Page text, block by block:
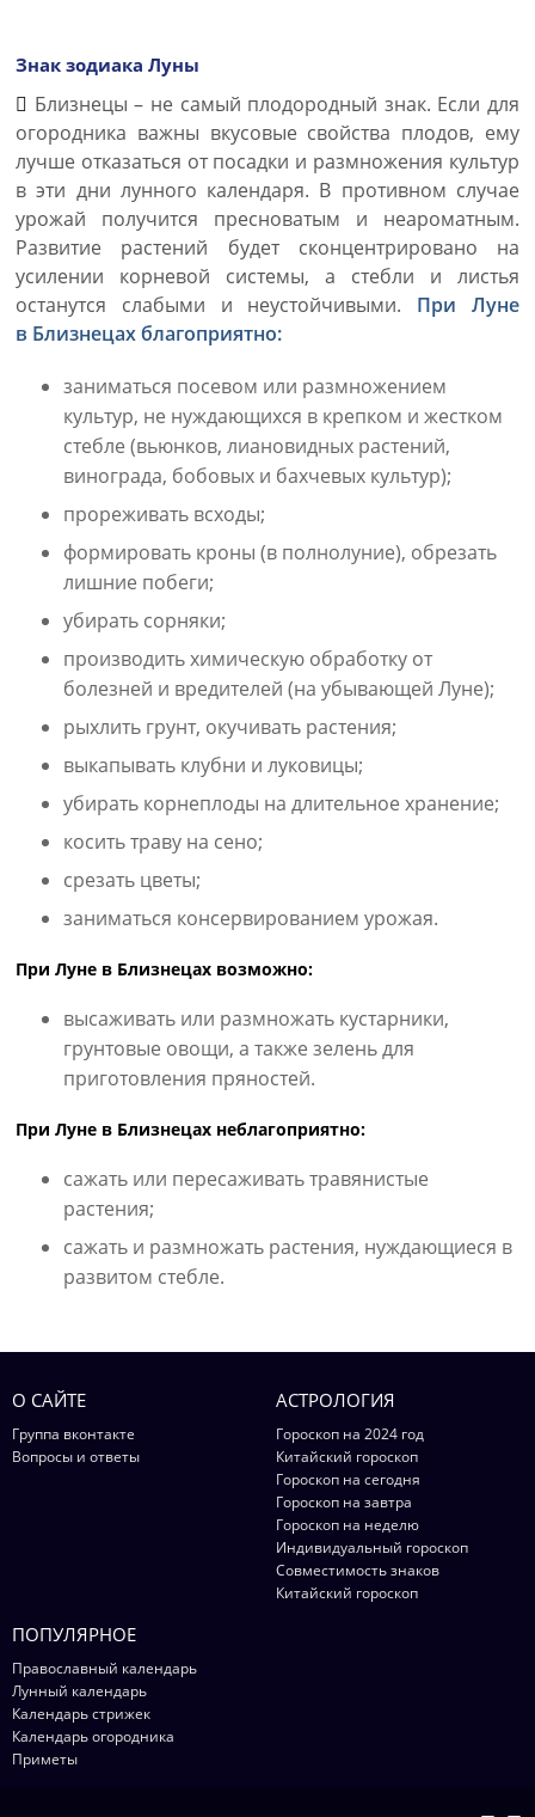
Знак зодиака Луны
Близнецы – не самый плодородный знак. Если для
огородника важны вкусовые свойства плодов, ему
лучше отказаться от посадки и размножения культур
в эти дни лунного календаря. В противном случае
урожай получится пресноватым и неароматным.
Развитие растений будет сконцентрировано на
усилении корневой системы, а стебли и листья
останутся слабыми и неустойчивыми. При Луне
в Близнецах благоприятно:
заниматься посевом или размножением
культур, не нуждающихся в крепком и жестком
стебле (вьюнков, лиановидных растений,
винограда, бобовых и бахчевых культур);
прореживать всходы;
формировать кроны (в полнолуние), обрезать
лишние побеги;
убирать сорняки;
производить химическую обработку от
болезней и вредителей (на убывающей Луне);
рыхлить грунт, окучивать растения;
выкапывать клубни и луковицы;
убирать корнеплоды на длительное хранение;
косить траву на сено;
срезать цветы;
заниматься консервированием урожая.
При Луне в Близнецах возможно:
высаживать или размножать кустарники,
грунтовые овощи, а также зелень для
приготовления пряностей.
При Луне в Близнецах неблагоприятно:
сажать или пересаживать травянистые
растения;
сажать и размножать растения, нуждающиеся в
развитом стебле.
О САЙТЕ
Группа вконтакте
Вопросы и ответы
АСТРОЛОГИЯ
Гороскоп на 2024 год
Китайский гороскоп
Гороскоп на сегодня
Гороскоп на завтра
Гороскоп на неделю
Индивидуальный гороскоп
Совместимость знаков
Китайский гороскоп
ПОПУЛЯРНОЕ
Православный календарь
Лунный календарь
Календарь стрижек
Календарь огородника
Приметы